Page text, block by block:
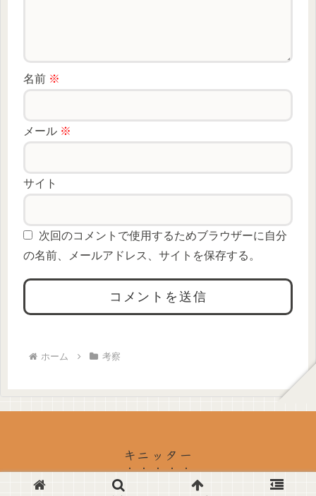
名前 ※
メール ※
サイト
次回のコメントで使用するためブラウザーに自分
の名前、メールアドレス、サイトを保存する。
ホーム 考察
キニッター
© 2024 キニッター.